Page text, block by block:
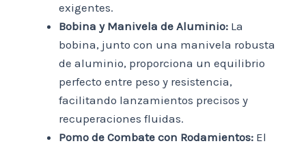
exigentes.
Bobina y Manivela de Aluminio: La
bobina, junto con una manivela robusta
de aluminio, proporciona un equilibrio
perfecto entre peso y resistencia,
facilitando lanzamientos precisos y
recuperaciones fluidas.
Pomo de Combate con Rodamientos: El